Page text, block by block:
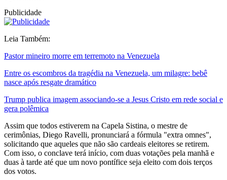
Publicidade
Leia Também:
Pastor mineiro morre em terremoto na Venezuela
Entre os escombros da tragédia na Venezuela, um milagre: bebê
nasce após resgate dramático
Trump publica imagem associando-se a Jesus Cristo em rede social e
gera polêmica
Assim que todos estiverem na Capela Sistina, o mestre de
cerimônias, Diego Ravelli, pronunciará a fórmula "extra omnes",
solicitando que aqueles que não são cardeais eleitores se retirem.
Com isso, o conclave terá início, com duas votações pela manhã e
duas à tarde até que um novo pontífice seja eleito com dois terços
dos votos.